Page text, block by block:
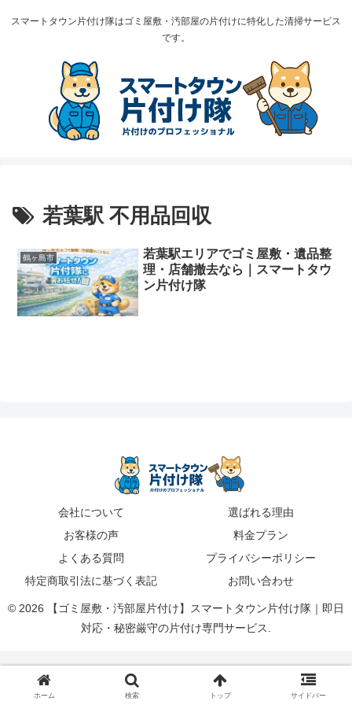
スマートタウン片付け隊はゴミ屋敷・汚部屋の片付けに特化した清掃サービス
です。
若葉駅 不用品回収
鶴ヶ島市
若葉駅エリアでゴミ屋敷・遺品整
理・店舗撤去なら｜スマートタウ
ン片付け隊
会社について
選ばれる理由
お客様の声
料金プラン
よくある質問
プライバシーポリシー
特定商取引法に基づく表記
お問い合わせ
© 2026 【ゴミ屋敷・汚部屋片付け】スマートタウン片付け隊｜即日
対応・秘密厳守の片付け専門サービス.
ホーム 検索 トップ サイドバー